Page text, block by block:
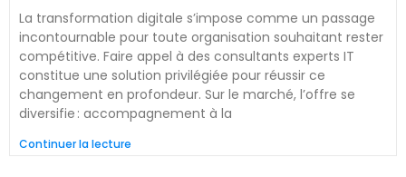
La transformation digitale s’impose comme un passage
incontournable pour toute organisation souhaitant rester
compétitive. Faire appel à des consultants experts IT
constitue une solution privilégiée pour réussir ce
changement en profondeur. Sur le marché, l’offre se
diversifie : accompagnement à la
Continuer la lecture